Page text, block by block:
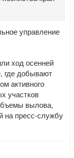
управление
ход осенней
где добывают
активного
участков
вылова,
на пресс-службу